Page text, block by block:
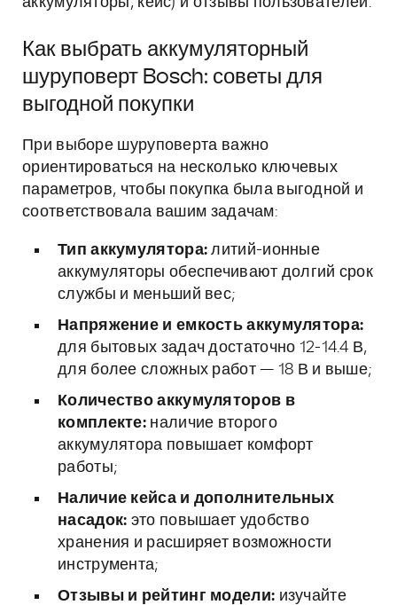
Как выбрать аккумуляторный
шуруповерт Bosch: советы для
выгодной покупки
При выборе шуруповерта важно
ориентироваться на несколько ключевых
параметров, чтобы покупка была выгодной и
соответствовала вашим задачам:
Тип аккумулятора: литий-ионные
аккумуляторы обеспечивают долгий срок
службы и меньший вес;
Напряжение и емкость аккумулятора:
для бытовых задач достаточно 12-14.4 В,
для более сложных работ — 18 В и выше;
Количество аккумуляторов в
комплекте: наличие второго
аккумулятора повышает комфорт
работы;
Наличие кейса и дополнительных
насадок: это повышает удобство
хранения и расширяет возможности
инструмента;
Отзывы и рейтинг модели: изучайте